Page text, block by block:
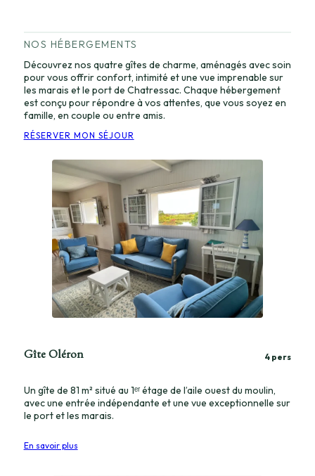
NOS HÉBERGEMENTS
Découvrez nos quatre gîtes de charme, aménagés avec soin
pour vous offrir confort, intimité et une vue imprenable sur
les marais et le port de Chatressac. Chaque hébergement
est conçu pour répondre à vos attentes, que vous soyez en
famille, en couple ou entre amis.
RÉSERVER MON SÉJOUR
Gîte Oléron 4 pers
Un gîte de 81 m² situé au 1ᵉʳ étage de l’aile ouest du moulin,
avec une entrée indépendante et une vue exceptionnelle sur
le port et les marais.
En savoir plus